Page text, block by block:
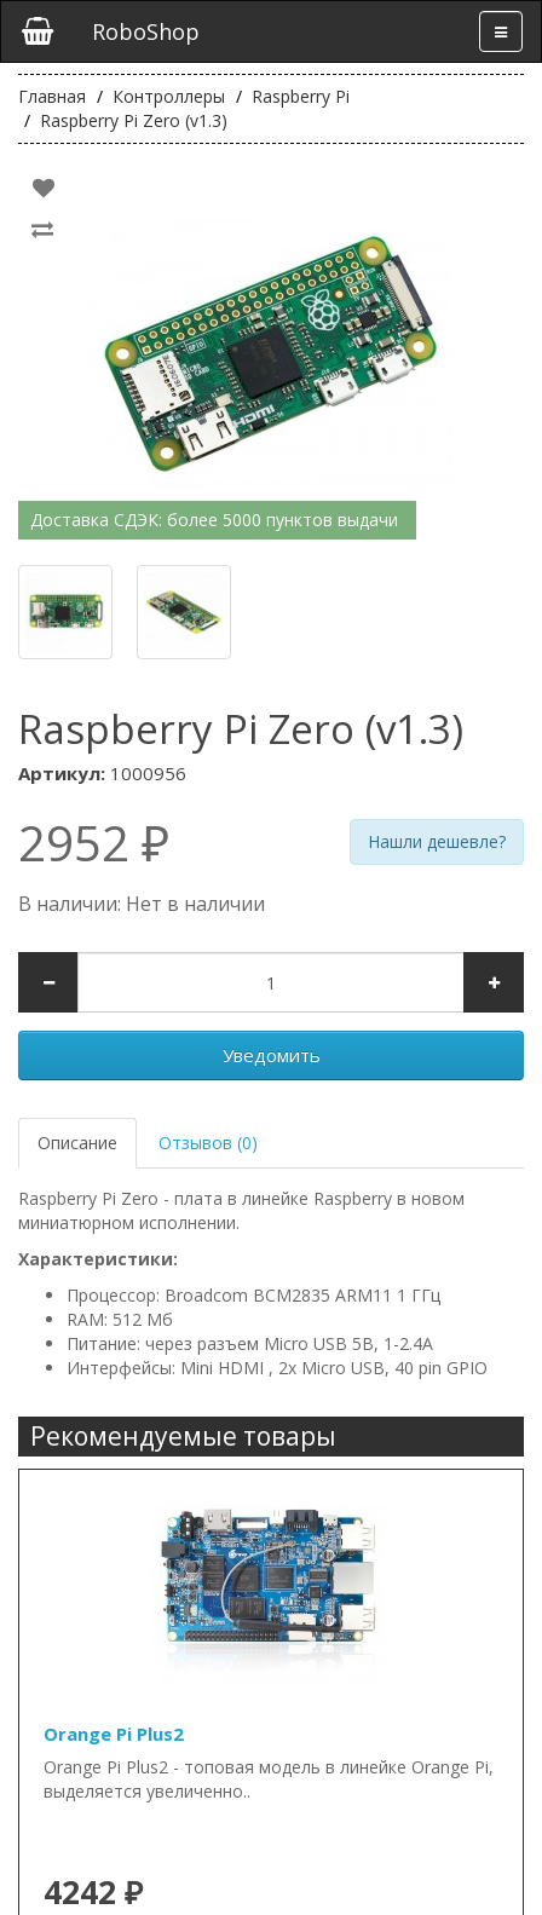
RoboShop
Главная Контроллеры
Raspberry Pi
Raspberry Pi Zero (v1.3)
Доставка СДЭК: более 5000 пунктов выдачи
Raspberry Pi Zero (v1.3)
Артикул: 1000956
2952 ₽ Нашли дешевле?
В наличии: Нет в наличии
Уведомить
Описание Отзывов (0)
Raspberry Pi Zero - плата в линейке Raspberry в новом
миниатюрном исполнении.
Характеристики:
Процессор: Broadcom BCM2835 ARM11 1 ГГц
RAM: 512 Мб
Питание: через разъем Micro USB 5В, 1-2.4А
Интерфейсы: Mini HDMI , 2x Micro USB, 40 pin GPIO
Рекомендуемые товары
Orange Pi Plus2
Orange Pi Plus2 - топовая модель в линейке Orange Pi,
выделяется увеличенно..
4242 ₽